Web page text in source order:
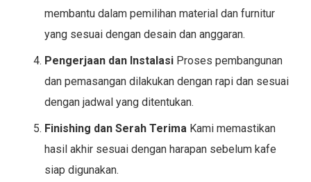
membantu dalam pemilihan material dan furnitur
yang sesuai dengan desain dan anggaran.
Pengerjaan dan Instalasi Proses pembangunan
dan pemasangan dilakukan dengan rapi dan sesuai
dengan jadwal yang ditentukan.
Finishing dan Serah Terima Kami memastikan
hasil akhir sesuai dengan harapan sebelum kafe
siap digunakan.